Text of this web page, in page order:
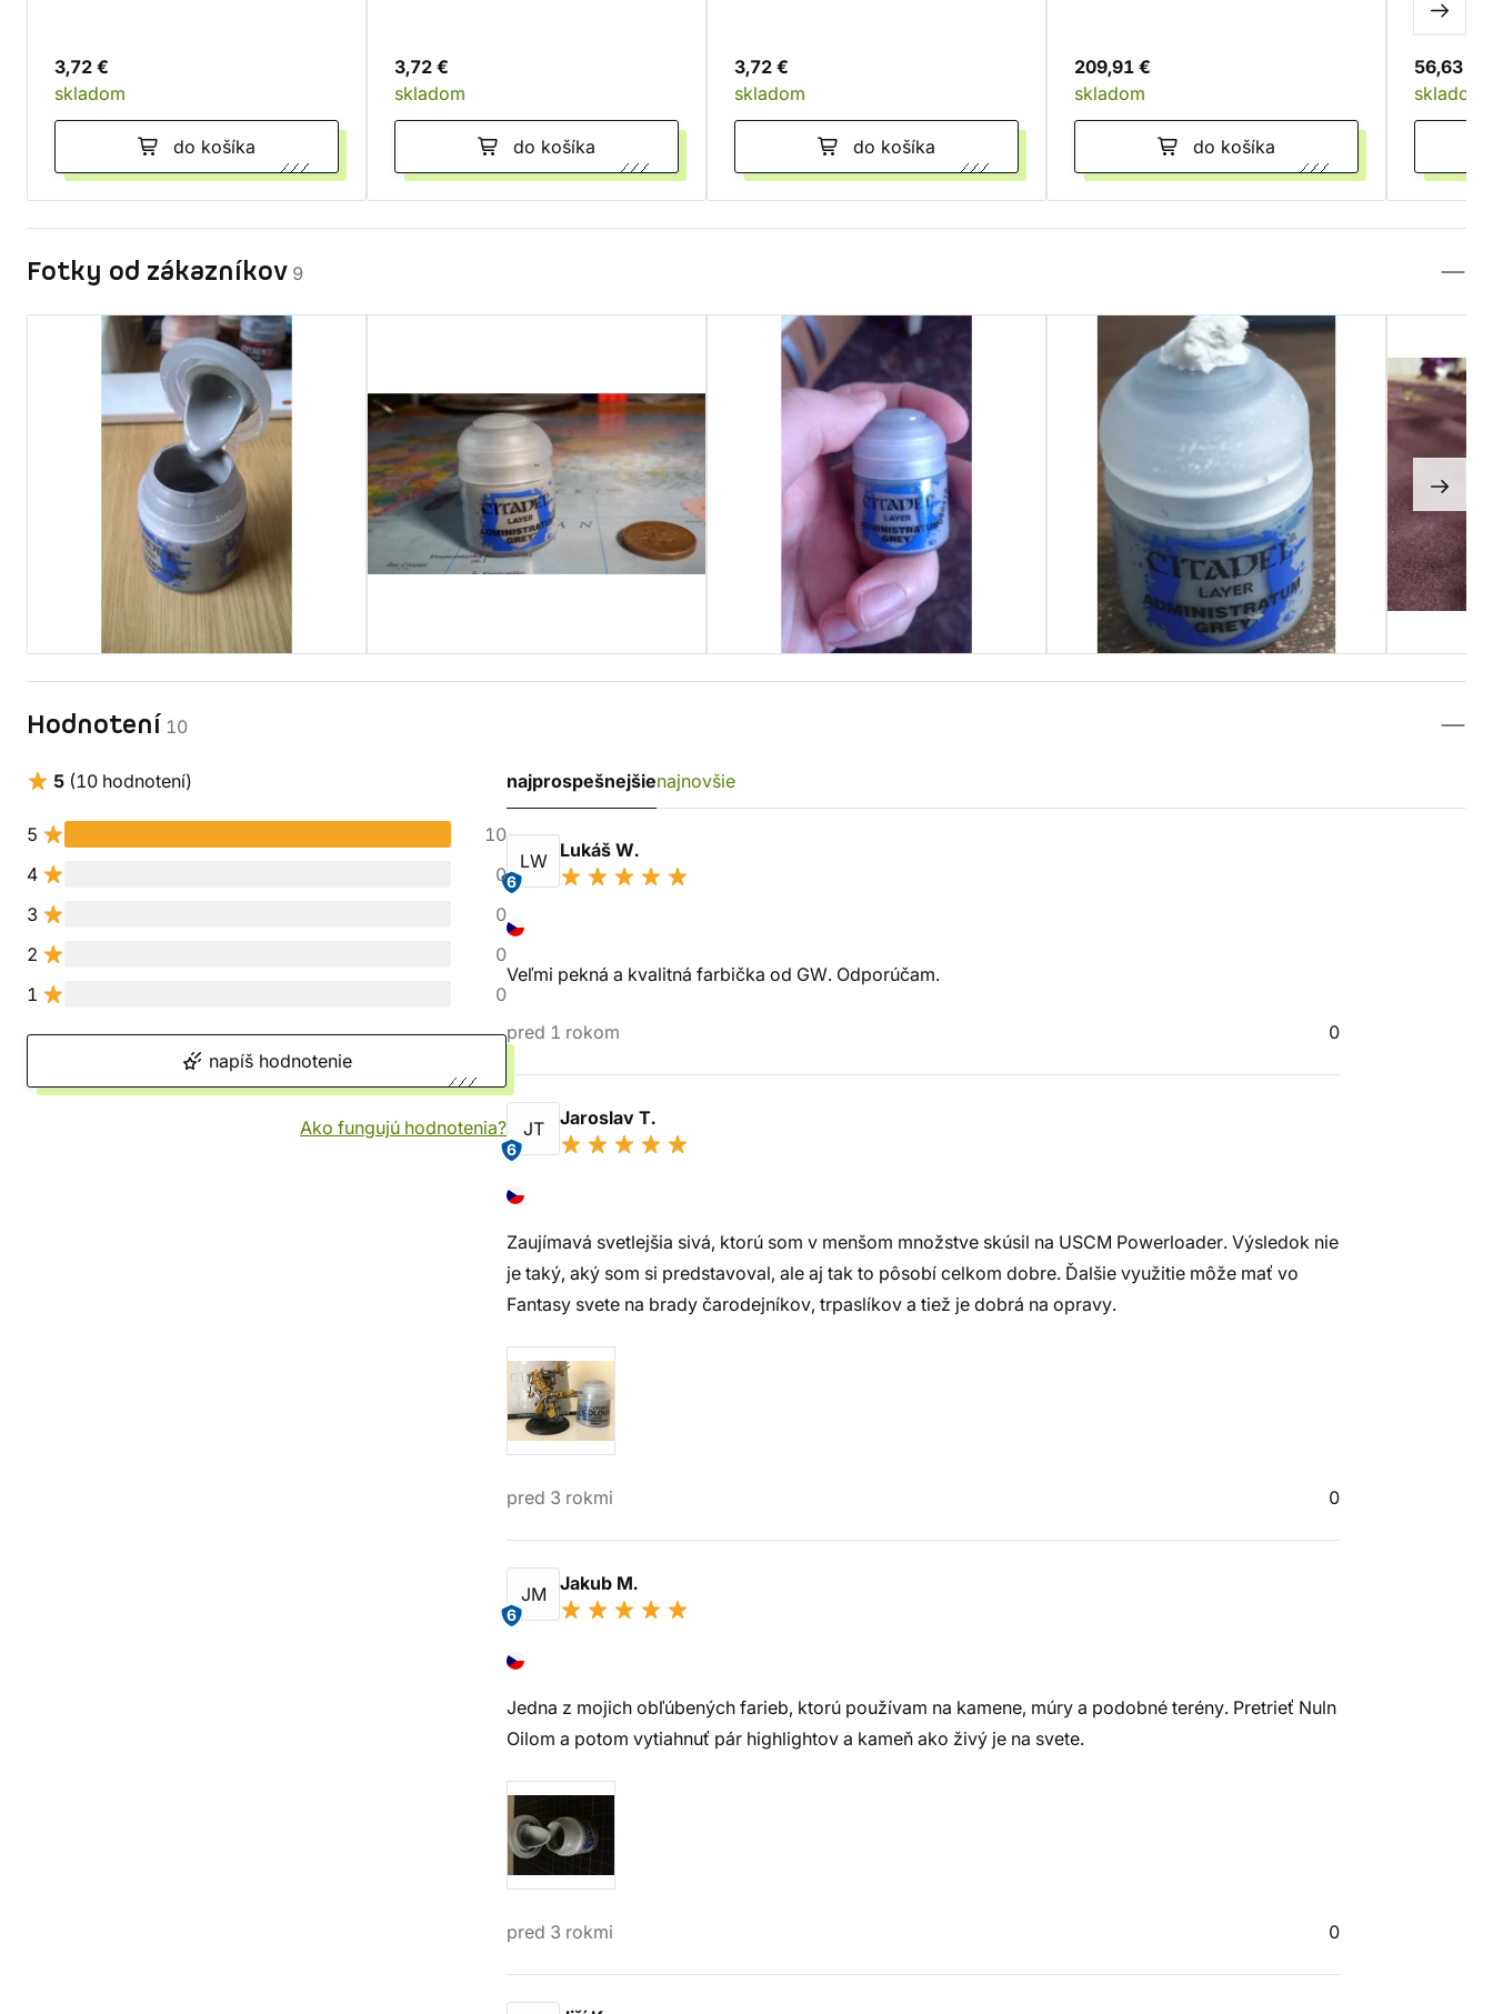
3,72 €
skladom
do košíka
3,72 €
skladom
do košíka
3,72 €
skladom
do košíka
209,91 €
skladom
do košíka
56,63 €
skladom
Fotky od zákazníkov 9
Hodnotení 10
5 (10 hodnotení)
5
10
4
0
3
0
2
0
1
0
napíš hodnotenie
Ako fungujú hodnotenia?
najprospešnejšienajnovšie
LW
6
Lukáš W.
Veľmi pekná a kvalitná farbička od GW. Odporúčam.
pred 1 rokom 0
JT
6
Jaroslav T.
Zaujímavá svetlejšia sivá, ktorú som v menšom množstve skúsil na USCM Powerloader. Výsledok nie
je taký, aký som si predstavoval, ale aj tak to pôsobí celkom dobre. Ďalšie využitie môže mať vo
Fantasy svete na brady čarodejníkov, trpaslíkov a tiež je dobrá na opravy.
pred 3 rokmi 0
JM
6
Jakub M.
Jedna z mojich obľúbených farieb, ktorú používam na kamene, múry a podobné terény. Pretrieť Nuln
Oilom a potom vytiahnuť pár highlightov a kameň ako živý je na svete.
pred 3 rokmi 0